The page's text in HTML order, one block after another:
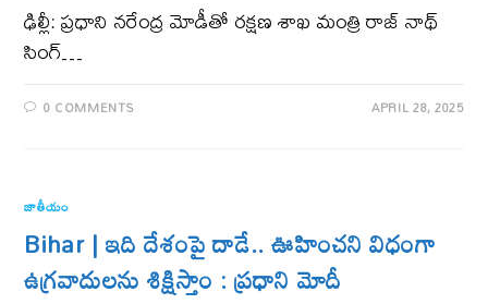
ఢిల్లీ: ప్రధాని నరేంద్ర మోడీతో రక్షణ శాఖ మంత్రి రాజ్ నాథ్
సింగ్…
0 COMMENTS APRIL 28, 2025
జాతీయం
Bihar | ఇది దేశంపై దాడే.. ఊహించ‌ని విధంగా
ఉగ్ర‌వాదుల‌ను శిక్షిస్తాం : ప్ర‌ధాని మోదీ